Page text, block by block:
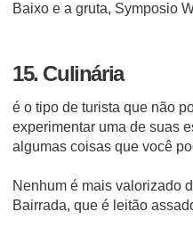
Baixo e a gruta, Symposio
15. Culinária
é o tipo de turista que não
experimentar uma de suas
algumas coisas que você
Nenhum é mais valorizado
Bairrada, que é leitão